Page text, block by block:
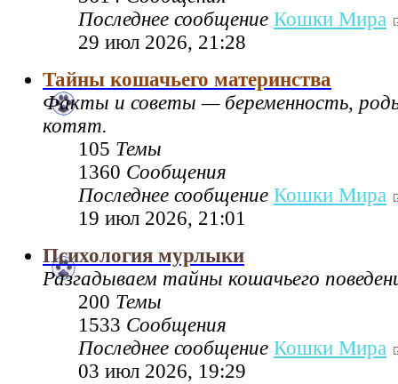
Последнее сообщение Кошки Мира
29 июл 2026, 21:28
Тайны кошачьего материнства
Факты и советы — беременность,
котят.
105 Темы
1360 Сообщения
Последнее сообщение Кошки Мира
19 июл 2026, 21:01
Психология мурлыки
Разгадываем тайны кошачьего
200 Темы
1533 Сообщения
Последнее сообщение Кошки Мира
03 июл 2026, 19:29